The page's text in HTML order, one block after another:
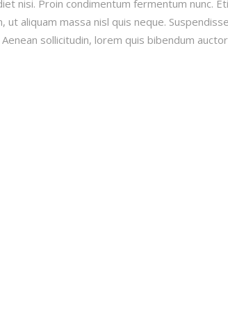
nisi. Proin condimentum fermentum nunc.
aliquam massa nisl quis neque.
sollicitudin, lorem quis bibendum